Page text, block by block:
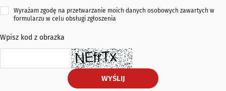
Wyrażam zgodę na przetwarzanie moich danych osobowych zawartych w
formularzu w celu obsługi zgłoszenia
Wpisz kod z obrazka
WYŚLIJ